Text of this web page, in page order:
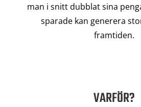
man i snitt dubblat sina
sparade kan generera
framtiden.
VARFÖR?